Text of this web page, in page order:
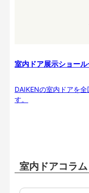
室内ドア展示ショール
DAIKENの室内ドアを
す。
室内ドアコラム